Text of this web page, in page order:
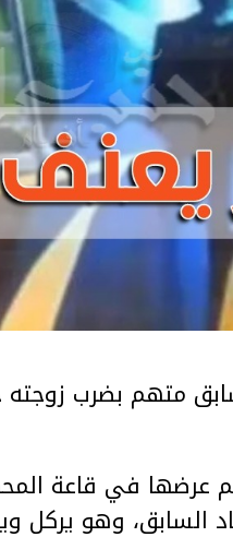
متهم بضرب
في قاعة
السابق، وهو يركل